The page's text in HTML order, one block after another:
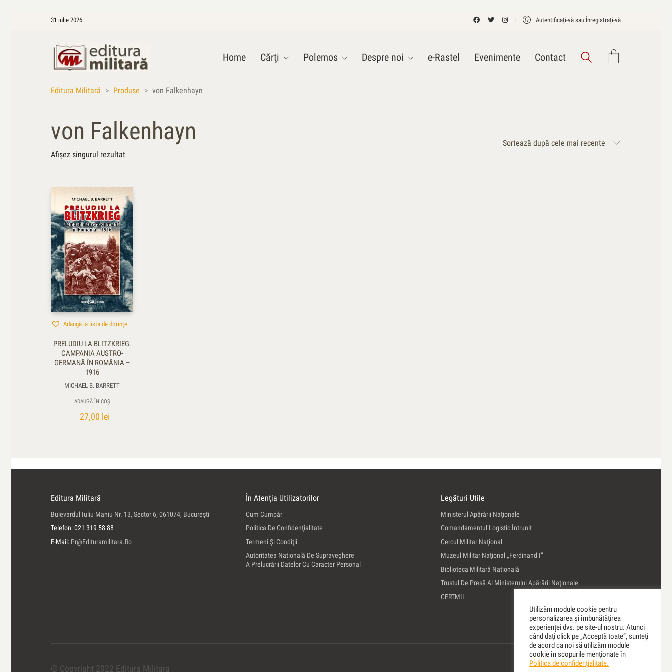
31 iulie 2026 Autentificați-vă sau Înregistrați-vă
Home Cărţi Polemos Despre noi e-Rastel Evenimente Contact
Editura Militară > Produse > von Falkenhayn
von Falkenhayn
Afișez singurul rezultat
Sortează după cele mai recente
Adaugă la lista de dorințe
PRELUDIU LA BLITZKRIEG.
CAMPANIA AUSTRO-
GERMANĂ ÎN ROMÂNIA –
1916
MICHAEL B. BARRETT
ADAUGĂ ÎN COȘ
27,00 lei
Editura Militară
Bulevardul Iuliu Maniu Nr. 13, Sector 6, 061074, Bucureşti
Telefon: 021 319 58 88
E-Mail: Pr@edituramilitara.ro
În Atenția Utilizatorilor
Cum Cumpăr
Politica De Confidenţialitate
Termeni Şi Condiţii
Autoritatea Naţională De Supraveghere
A Prelucrării Datelor Cu Caracter Personal
Legături Utile
Ministerul Apărării Naţionale
Comandamentul Logistic Întrunit
Cercul Militar Naţional
Muzeul Militar Naţional „Ferdinand I”
Biblioteca Militară Naţională
Trustul De Presă Al Ministerului Apărării Naţionale
CERTMIL
© Copyright 2022 Editura Militara
Utilizăm module cookie pentru
personalizarea și îmbunătățirea
experienței dvs. pe site-ul nostru. Atunci
când dați click pe „Acceptă toate”, sunteți
de acord ca noi să utilizăm module
cookie în scopurile menționate în
Politica de confidențialitate.